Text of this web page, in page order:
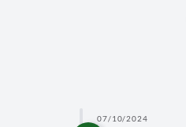
07/10/2024